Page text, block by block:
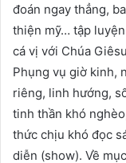
đoán ngay thẳng,
thiện mỹ… tập
cá vị với Chúa
Phụng vụ giờ kinh,
riêng, linh hướng,
tinh thần khó
thức chịu khó đọc
diễn (show). Về